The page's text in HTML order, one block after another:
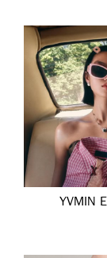
YVMIN